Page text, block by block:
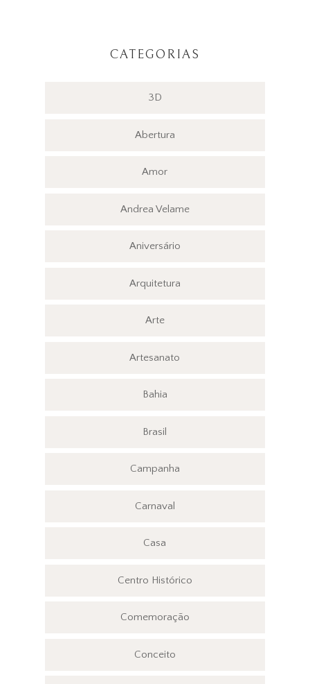
CATEGORIAS
3D
Abertura
Amor
Andrea Velame
Aniversário
Arquitetura
Arte
Artesanato
Bahia
Brasil
Campanha
Carnaval
Casa
Centro Histórico
Comemoração
Conceito